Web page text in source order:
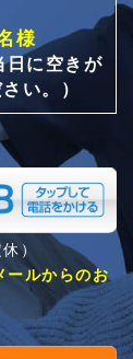
様
日に空きが
い。）
）
ルからのお